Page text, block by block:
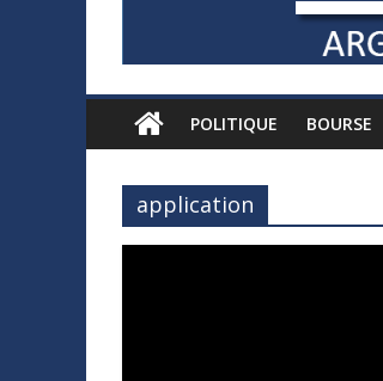
POLITIQUE BOURSE
application